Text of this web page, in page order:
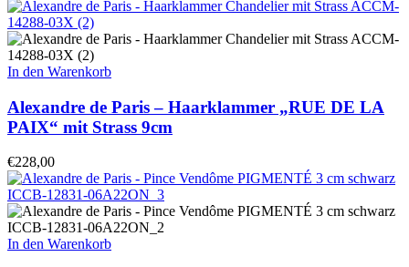
In den Warenkorb
Alexandre de Paris – Haarklammer „RUE DE LA
PAIX“ mit Strass 9cm
€228,00
In den Warenkorb